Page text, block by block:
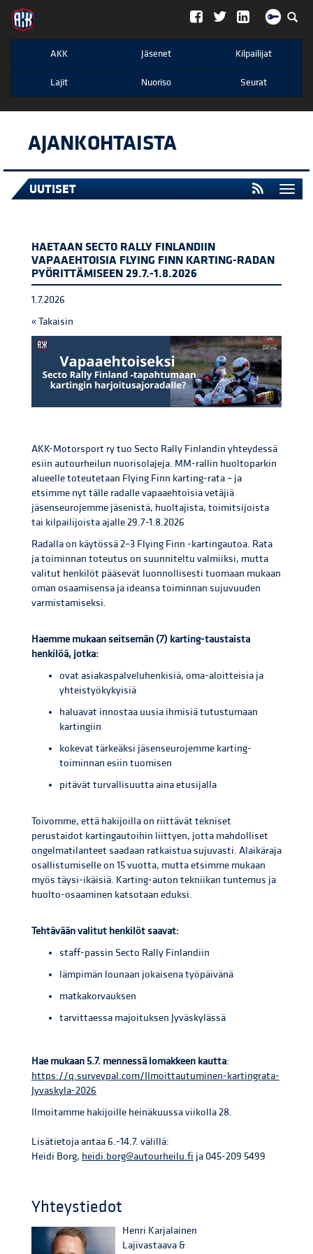
";
AKK Jäsenet Kilpailijat
Lajit Nuoriso Seurat
AJANKOHTAISTA
UUTISET
HAETAAN SECTO RALLY FINLANDIIN
VAPAAEHTOISIA FLYING FINN KARTING-RADAN
PYÖRITTÄMISEEN 29.7.-1.8.2026
1.7.2026
« Takaisin
AKK-Motorsport ry tuo Secto Rally Finlandin yhteydessä
esiin autourheilun nuorisolajeja. MM-rallin huoltoparkin
alueelle toteutetaan Flying Finn karting-rata – ja
etsimme nyt tälle radalle vapaaehtoisia vetäjiä
jäsenseurojemme jäsenistä, huoltajista, toimitsijoista
tai kilpailijoista ajalle 29.7-1.8.2026
Radalla on käytössä 2–3 Flying Finn -kartingautoa. Rata
ja toiminnan toteutus on suunniteltu valmiiksi, mutta
valitut henkilöt pääsevät luonnollisesti tuomaan mukaan
oman osaamisensa ja ideansa toiminnan sujuvuuden
varmistamiseksi.
Haemme mukaan seitsemän (7) karting-taustaista
henkilöä, jotka:
ovat asiakaspalveluhenkisiä, oma-aloitteisia ja
yhteistyökykyisiä
haluavat innostaa uusia ihmisiä tutustumaan
kartingiin
kokevat tärkeäksi jäsenseurojemme karting-
toiminnan esiin tuomisen
pitävät turvallisuutta aina etusijalla
Toivomme, että hakijoilla on riittävät tekniset
perustaidot kartingautoihin liittyen, jotta mahdolliset
ongelmatilanteet saadaan ratkaistua sujuvasti. Alaikäraja
osallistumiselle on 15 vuotta, mutta etsimme mukaan
myös täysi-ikäisiä. Karting-auton tekniikan tuntemus ja
huolto-osaaminen katsotaan eduksi.
Tehtävään valitut henkilöt saavat:
staff-passin Secto Rally Finlandiin
lämpimän lounaan jokaisena työpäivänä
matkakorvauksen
tarvittaessa majoituksen Jyväskylässä
Hae mukaan 5.7. mennessä lomakkeen kautta:
https://q.surveypal.com/Ilmoittautuminen-kartingrata-
Jyvaskyla-2026
Ilmoitamme hakijoille heinäkuussa viikolla 28.
Lisätietoja antaa 6.-14.7. välillä:
Heidi Borg, heidi.borg@autourheilu.fi ja 045-209 5499
Yhteystiedot
Henri Karjalainen
Lajivastaava &